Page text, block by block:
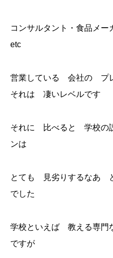
コンサルタント・食品メ
etc
営業している 会社の プ
それは 凄いレベルです
それに 比べると 学校の
ンは
とても 見劣りするなあ
でした
学校といえば 教える専
ですが